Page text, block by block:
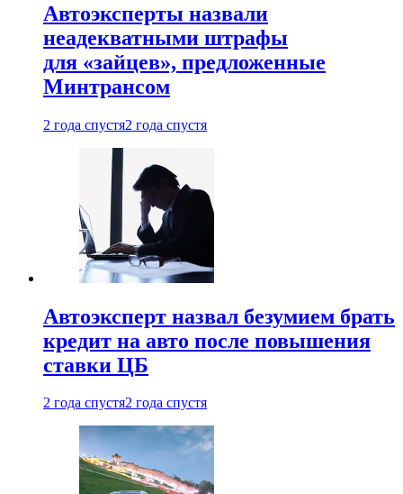
Автоэксперты назвали
неадекватными штрафы
для «зайцев», предложенные
Минтрансом
2 года спустя2 года спустя
Автоэксперт назвал безумием брать
кредит на авто после повышения
ставки ЦБ
2 года спустя2 года спустя